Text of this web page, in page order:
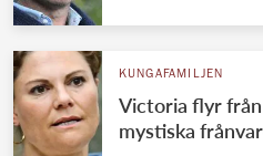
KUNGAFAMILJEN
Victoria flyr
mystiska